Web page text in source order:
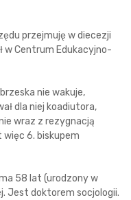
przejmuję w diecezji
w Centrum Edukacyjno-
nie wakuje,
dla niej koadiutora,
wraz z rezygnacją
więc 6. biskupem
58 lat (urodzony w
Jest doktorem socjologii.